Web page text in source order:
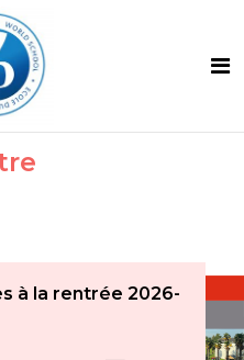
à la rentrée 2026-